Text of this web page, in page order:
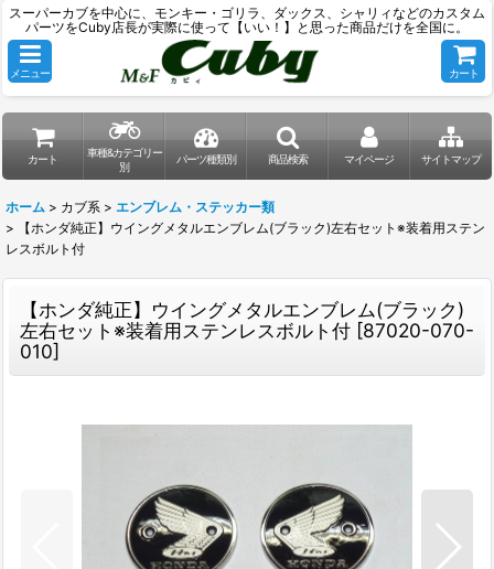
スーパーカブを中心に、モンキー・ゴリラ、ダックス、シャリィなどのカスタム
パーツをCuby店長が実際に使って【いい！】と思った商品だけを全国に。
メニュー カート
カート
車種&カテゴリー
別
パーツ種類別 商品検索 マイページ サイトマップ
ホーム > カブ系 > エンブレム・ステッカー類
>
【ホンダ純正】ウイングメタルエンブレム(ブラック)左右セット※装着用ステン
レスボルト付
【ホンダ純正】ウイングメタルエンブレム(ブラック)
左右セット※装着用ステンレスボルト付 [87020-070-
010]